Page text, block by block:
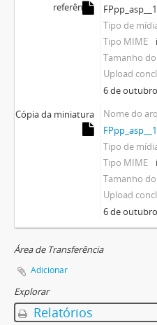
referência
Tipo de
Tipo MIME
Tamanho
Upload
6 de
Cópia da miniatura
Nome do
Tipo de
Tipo MIME
Tamanho
Upload
6 de
Área de Transferência
Adicionar
Explorar
Relatórios